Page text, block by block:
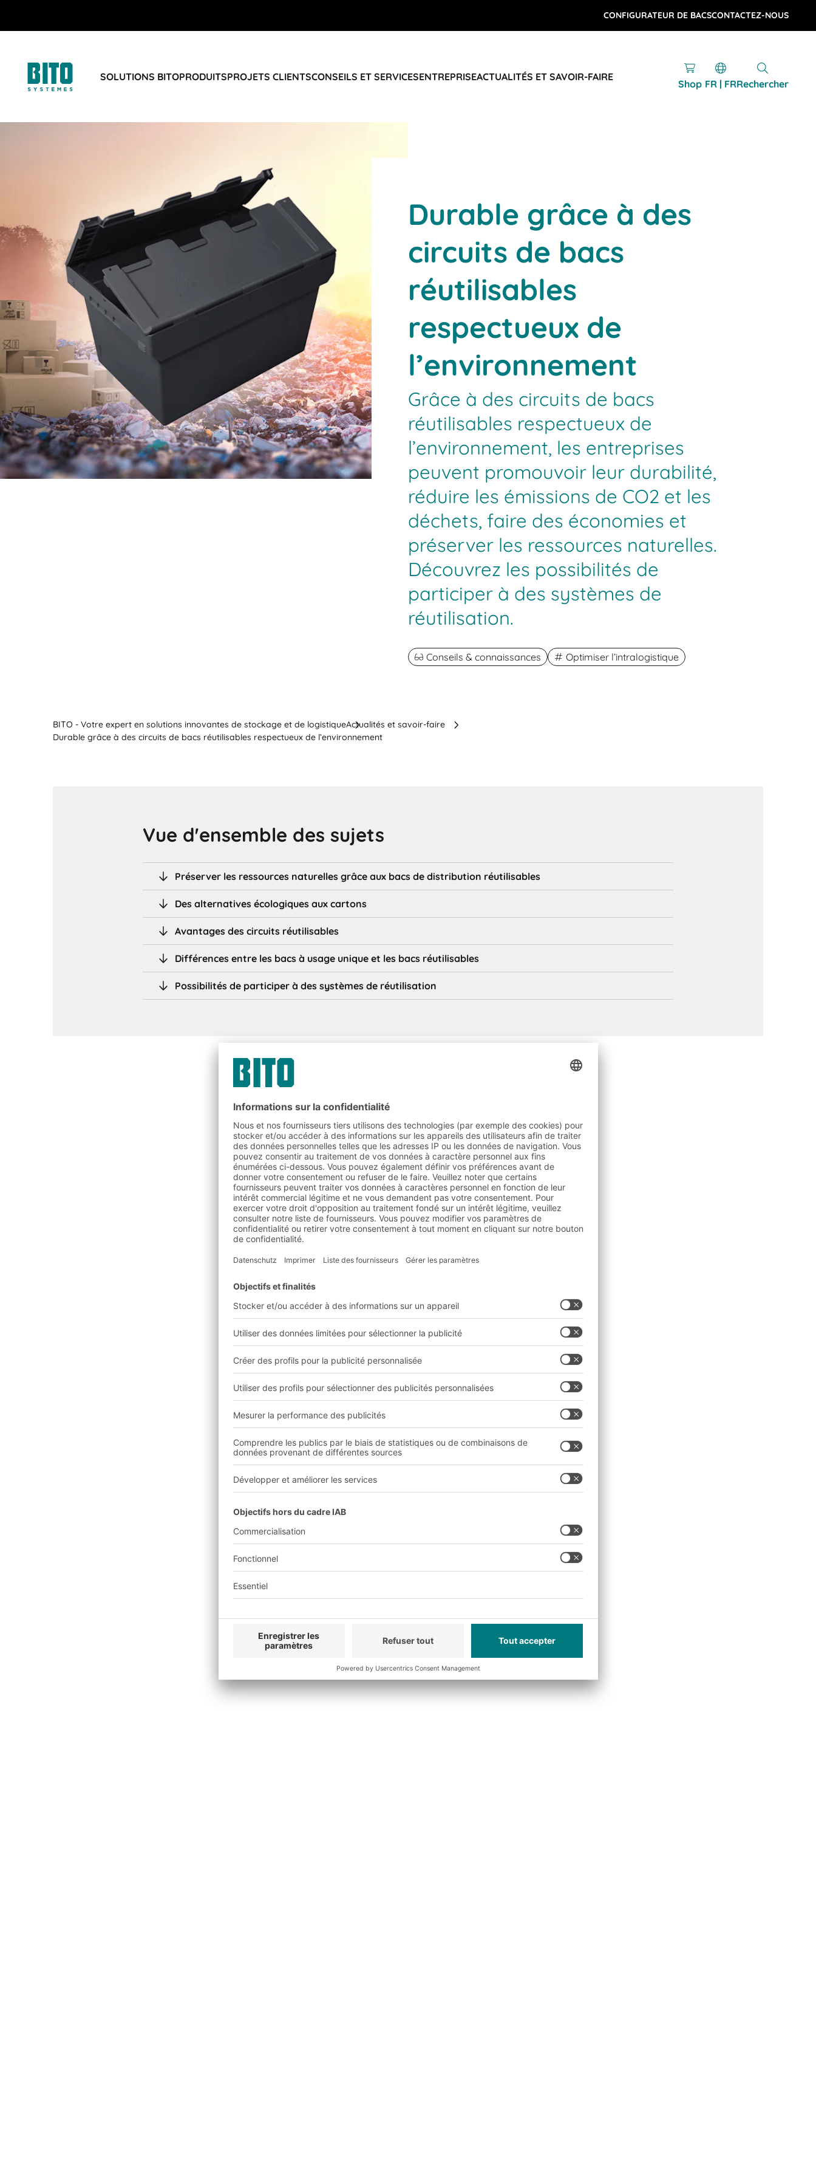
CONFIGURATEUR DE BACSCONTACTEZ-NOUS
SOLUTIONS BITOPRODUITSPROJETS CLIENTSCONSEILS ET SERVICESENTREPRISEACTUALITÉS ET SAVOIR-FAIRE
Shop FR | FRRechercher
Durable grâce à des
circuits de bacs
réutilisables
respectueux de
l’environnement
Grâce à des circuits de bacs
réutilisables respectueux de
l’environnement, les entreprises
peuvent promouvoir leur durabilité,
réduire les émissions de CO2 et les
déchets, faire des économies et
préserver les ressources naturelles.
Découvrez les possibilités de
participer à des systèmes de
réutilisation.
Conseils & connaissances Optimiser l’intralogistique
BITO - Votre expert en solutions innovantes de stockage et de logistiqueActualités et savoir-faire
Durable grâce à des circuits de bacs réutilisables respectueux de l’environnement
Vue d'ensemble des sujets
Préserver les ressources naturelles grâce aux bacs de distribution réutilisables
Des alternatives écologiques aux cartons
Avantages des circuits réutilisables
Différences entre les bacs à usage unique et les bacs réutilisables
Possibilités de participer à des systèmes de réutilisation